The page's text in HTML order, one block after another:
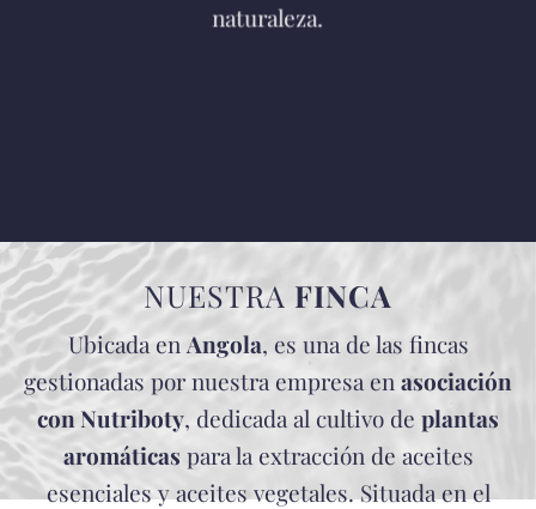
naturaleza.
NUESTRA FINCA
Ubicada en Angola, es una de las fincas
gestionadas por nuestra empresa en asociación
con Nutriboty, dedicada al cultivo de plantas
aromáticas para la extracción de aceites
esenciales y aceites vegetales. Situada en el